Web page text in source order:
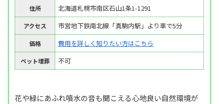
住所 北海道札幌市南区石山1条1-1291
アクセス 市営地下鉄南北線「真駒内駅」より車で5分
価格 費用を詳しく知りたい方はこちら
ペット埋葬 不可
花や緑にあふれ噴水の音も聞こえる心地良い自然環境が